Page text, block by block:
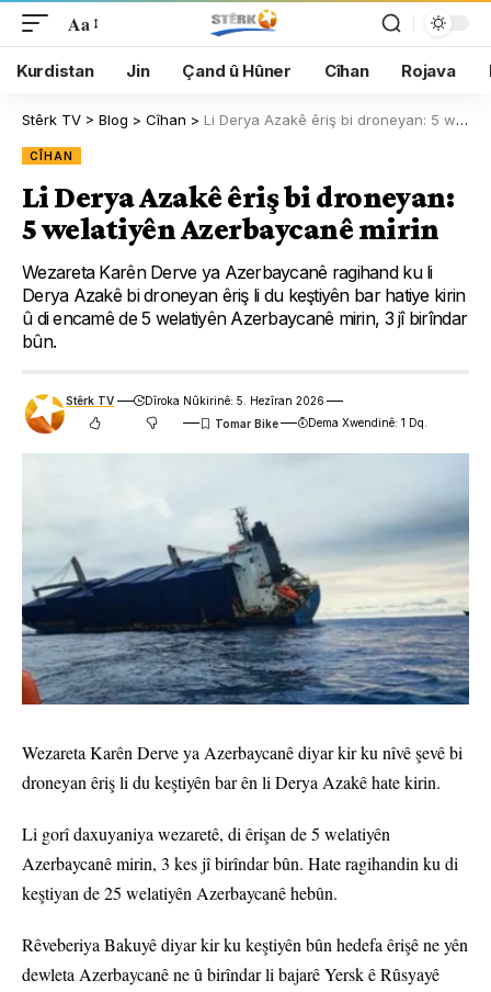
Aa
Kurdistan Jin Çand û Hûner Cîhan Rojava
Stêrk TV > Blog > Cîhan > Li Derya Azakê êriş bi droneyan: 5 welatiyên Azerbaycanê mirin
CÎHAN
Li Derya Azakê êriş bi droneyan:
5 welatiyên Azerbaycanê mirin
Wezareta Karên Derve ya Azerbaycanê ragihand ku li
Derya Azakê bi droneyan êriş li du keştiyên bar hatiye kirin
û di encamê de 5 welatiyên Azerbaycanê mirin, 3 jî birîndar
bûn.
Stêrk TV
Dîroka Nûkirinê: 5. Hezîran 2026
Dema Xwendinê: 1 Dq.
Wezareta Karên Derve ya Azerbaycanê diyar kir ku nîvê şevê bi
droneyan êriş li du keştiyên bar ên li Derya Azakê hate kirin.
Li gorî daxuyaniya wezaretê, di êrişan de 5 welatiyên
Azerbaycanê mirin, 3 kes jî birîndar bûn. Hate ragihandin ku di
keştiyan de 25 welatiyên Azerbaycanê hebûn.
Rêveberiya Bakuyê diyar kir ku keştiyên bûn hedefa êrişê ne yên
dewleta Azerbaycanê ne û birîndar li bajarê Yersk ê Rûsyayê